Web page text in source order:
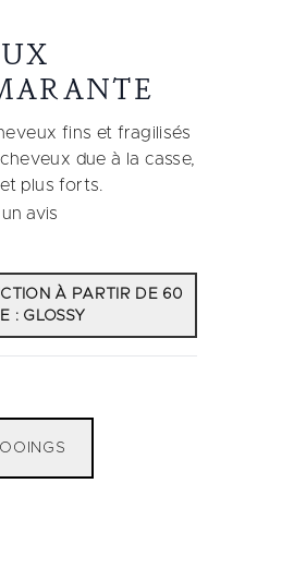
fins et fragilisés
due à la casse,
plus forts.
avis
À PARTIR DE 60
: GLOSSY